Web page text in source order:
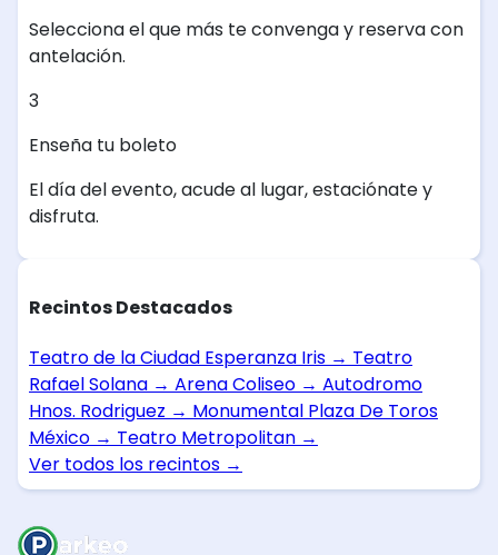
Selecciona el que más te convenga y reserva con
antelación.
3
Enseña tu boleto
El día del evento, acude al lugar, estaciónate y
disfruta.
Recintos Destacados
Teatro de la Ciudad Esperanza Iris → Teatro
Rafael Solana → Arena Coliseo → Autodromo
Hnos. Rodriguez → Monumental Plaza De Toros
México → Teatro Metropolitan →
Ver todos los recintos →